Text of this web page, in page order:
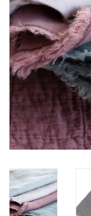
NIEUW!
Sale!
Kleuren